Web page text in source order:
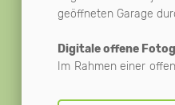
geöffneten Garage
Digitale offene
Im Rahmen einer